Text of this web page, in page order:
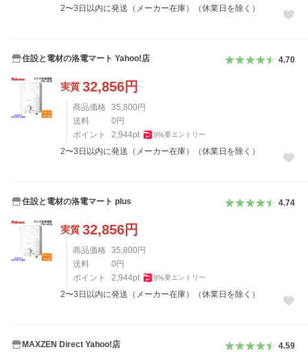
2〜3日以内に発送（メーカー在庫）（休業日を除く）
住設と電材の洛電マート Yahoo!店 4.70
実質 32,856円
商品価格 35,800 円
送料
0 円
ポイント
2,944pt 9%要エントリー
2〜3日以内に発送（メーカー在庫）（休業日を除く）
住設と電材の洛電マート plus 4.74
実質 32,856円
商品価格 35,800 円
送料
0 円
ポイント
2,944pt 9%要エントリー
2〜3日以内に発送（メーカー在庫）（休業日を除く）
MAXZEN Direct Yahoo!店 4.59